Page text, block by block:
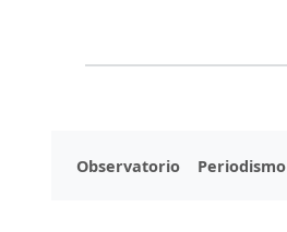
Observatorio Periodismo